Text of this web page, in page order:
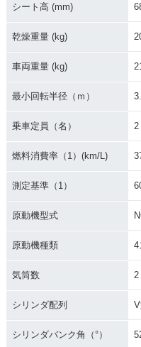
1994年 STEED 400
フラットバータイ
1994
0・マイナーチェン
フラ
1990年 STEED 400
1990
シート高 (mm)
乾燥重量 (kg)
車両重量 (kg)
最小回転半径（ｍ）
乗車定員（名） 2
燃料消費率（1）(km/L)
測定基準（1）
原動機型式
原動機種類 4
気筒数 2
シリンダ配列 V
シリンダバンク角（°）